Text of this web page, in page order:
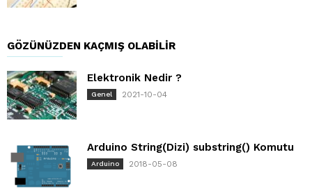
GÖZÜNÜZDEN KAÇMIŞ OLABILIR
Elektronik Nedir ?
Genel 2021-10-04
Arduino String(Dizi) substring() Komutu
Arduino 2018-05-08